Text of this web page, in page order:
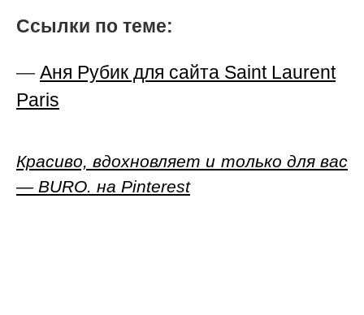
Ссылки по теме:
— Аня Рубик для сайта Saint Laurent
Paris
Красиво, вдохновляет и только для вас
— BURO. на Pinterest